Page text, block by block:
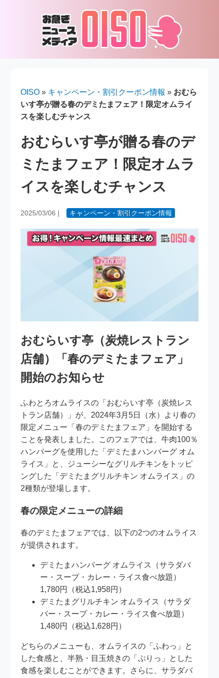
OISO » キャンペーン・割引クーポン情報 » おむら
いす亭が贈る春のデミたまフェア！限定オムライ
スを楽しむチャンス
おむらいす亭が贈る春のデ
ミたまフェア！限定オムラ
イスを楽しむチャンス
2025/03/06 | キャンペーン・割引クーポン情報
おむらいす亭（炭焼レストラン
店舗）「春のデミたまフェア」
開始のお知らせ
ふわとろオムライスの「おむらいす亭（炭焼レス
トラン店舗）」が、2024年3月5日（水）より春の
限定メニュー「春のデミたまフェア」を開始する
ことを発表しました。このフェアでは、牛肉100％
ハンバーグを使用した「デミたまハンバーグ オム
ライス」と、ジューシーなグリルチキンをトッピ
ングした「デミたまグリルチキン オムライス」の
2種類が登場します。
春の限定メニューの詳細
春のデミたまフェアでは、以下の2つのオムライス
が提供されます。
デミたまハンバーグ オムライス（サラダバ
ー・スープ・カレー・ライス食べ放題）
1,780円（税込1,958円）
デミたまグリルチキン オムライス（サラダ
バー・スープ・カレー・ライス食べ放題）
1,480円（税込1,628円）
どちらのメニューも、オムライスの「ふわっ」と
した食感と、半熟・目玉焼きの「ぷりっ」とした
食感を楽しむことができます。さらに、サラダバ